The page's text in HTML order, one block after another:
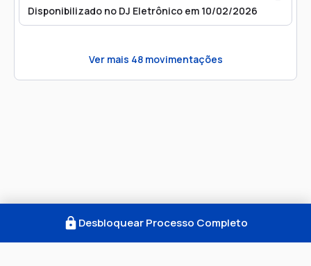
Disponibilizado no DJ Eletrônico em 10/02/2026
Ver mais 48movimentações
Desbloquear Processo Completo